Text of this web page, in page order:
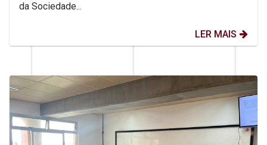
da Sociedade...
LER MAIS